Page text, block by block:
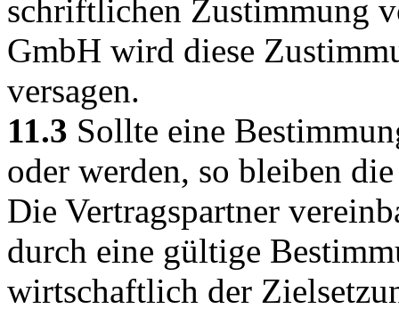
schriftlichen Zustimmung
GmbH wird diese
versagen.
11.3 Sollte eine
oder werden, so bleiben
Die Vertragspartner
durch eine gültige
wirtschaftlich der